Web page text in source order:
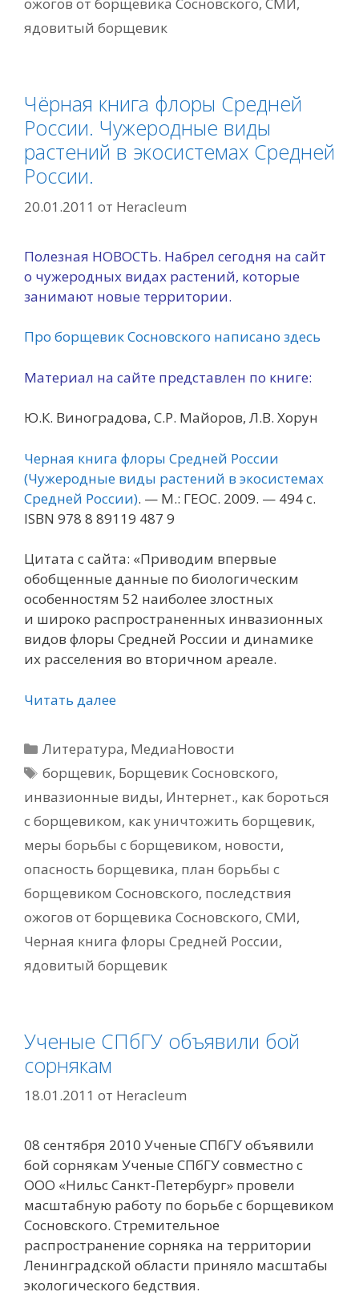
ожогов от борщевика Сосновского, СМИ,
ядовитый борщевик
Чёрная книга флоры Средней
России. Чужеродные виды
растений в экосистемах Средней
России.
20.01.2011 от Heracleum
Полезная НОВОСТЬ. Набрел сегодня на сайт
о чужеродных видах растений, которые
занимают новые территории.
Про борщевик Сосновского написано здесь
Материал на сайте представлен по книге:
Ю.К. Виноградова, С.Р. Майоров, Л.В. Хорун
Черная книга флоры Средней России
(Чужеродные виды растений в экосистемах
Средней России). — М.: ГЕОС. 2009. — 494 с.
ISBN 978 8 89119 487 9
Цитата с сайта: «Приводим впервые
обобщенные данные по биологическим
особенностям 52 наиболее злостных
и широко распространенных инвазионных
видов флоры Средней России и динамике
их расселения во вторичном ареале.
Читать далее
Рубрики
Литература, МедиаНовости
Метки
борщевик, Борщевик Сосновского,
инвазионные виды, Интернет., как бороться
с борщевиком, как уничтожить борщевик,
меры борьбы с борщевиком, новости,
опасность борщевика, план борьбы с
борщевиком Сосновского, последствия
ожогов от борщевика Сосновского, СМИ,
Черная книга флоры Средней России,
ядовитый борщевик
Ученые СПбГУ объявили бой
сорнякам
18.01.2011 от Heracleum
08 сентября 2010 Ученые СПбГУ объявили
бой сорнякам Ученые СПбГУ совместно с
ООО «Нильс Санкт-Петербург» провели
масштабную работу по борьбе с борщевиком
Сосновского. Стремительное
распространение сорняка на территории
Ленинградской области приняло масштабы
экологического бедствия.